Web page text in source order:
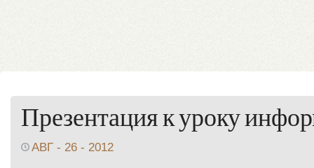
Презентация к уроку
АВГ - 26 - 2012